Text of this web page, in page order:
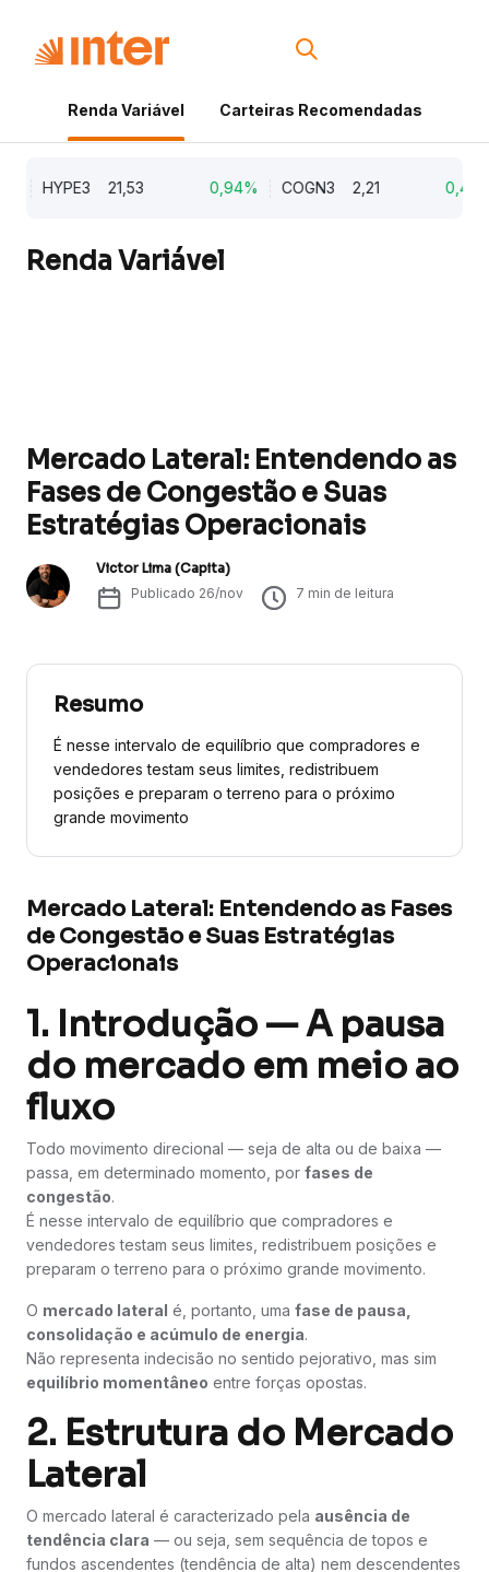
Renda Variável Carteiras Recomendadas
HYPE3 21,53 0,94% COGN3 2,21 0,45%
Renda Variável
Mercado Lateral: Entendendo as
Fases de Congestão e Suas
Estratégias Operacionais
Victor Lima (Capita)
Publicado 26/nov 7 min de leitura
Resumo
É nesse intervalo de equilíbrio que compradores e
vendedores testam seus limites, redistribuem
posições e preparam o terreno para o próximo
grande movimento
Mercado Lateral: Entendendo as Fases
de Congestão e Suas Estratégias
Operacionais
1. Introdução — A pausa
do mercado em meio ao
fluxo
Todo movimento direcional — seja de alta ou de baixa —
passa, em determinado momento, por fases de
congestão.
É nesse intervalo de equilíbrio que compradores e
vendedores testam seus limites, redistribuem posições e
preparam o terreno para o próximo grande movimento.
O mercado lateral é, portanto, uma fase de pausa,
consolidação e acúmulo de energia.
Não representa indecisão no sentido pejorativo, mas sim
equilíbrio momentâneo entre forças opostas.
2. Estrutura do Mercado
Lateral
O mercado lateral é caracterizado pela ausência de
tendência clara — ou seja, sem sequência de topos e
fundos ascendentes (tendência de alta) nem descendentes